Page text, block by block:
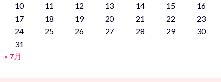
10
11 12 13 14 15
16
17
18 19 20 21 22
23
24
25 26 27 28 29
30
31
« 7月